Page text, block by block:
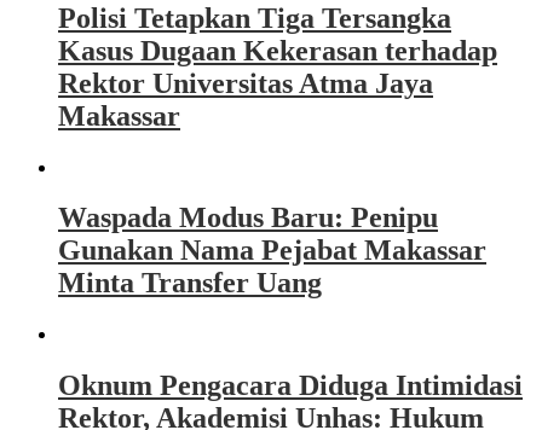
Polisi Tetapkan Tiga Tersangka
Kasus Dugaan Kekerasan terhadap
Rektor Universitas Atma Jaya
Makassar
Waspada Modus Baru: Penipu
Gunakan Nama Pejabat Makassar
Minta Transfer Uang
Oknum Pengacara Diduga Intimidasi
Rektor, Akademisi Unhas: Hukum